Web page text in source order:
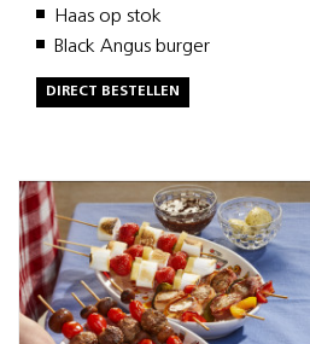
Haas op stok
Black Angus burger
DIRECT BESTELLEN